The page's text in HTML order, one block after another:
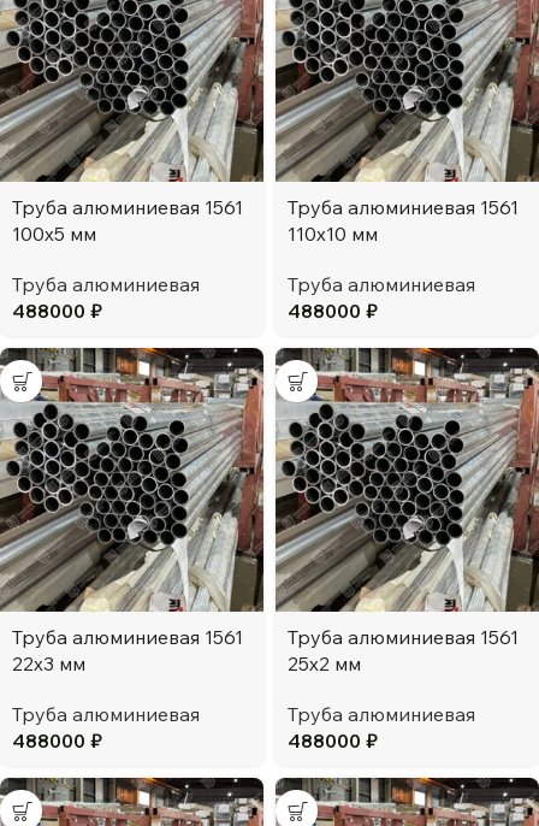
Труба алюминиевая 1561
100х5 мм
Труба алюминиевая
488000 ₽
Труба алюминиевая 1561
110х10 мм
Труба алюминиевая
488000 ₽
Труба алюминиевая 1561
22х3 мм
Труба алюминиевая
488000 ₽
Труба алюминиевая 1561
25х2 мм
Труба алюминиевая
488000 ₽